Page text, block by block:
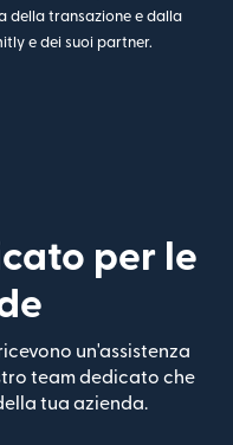
della transazione e dalla
e dei suoi partner.
per le
un'assistenza
team dedicato che
tua azienda.